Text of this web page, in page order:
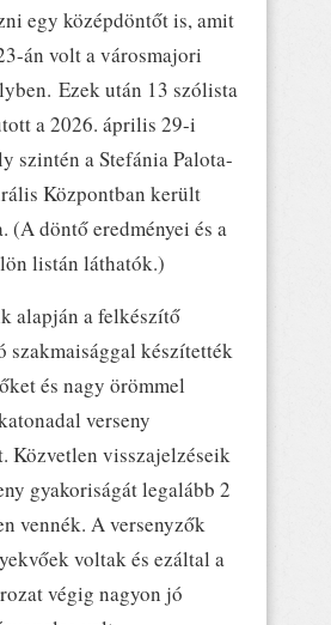
egy középdöntőt is, amit
án volt a városmajori
Ezek után 13 szólista
a 2026. április 29-i
szintén a Stefánia Palota-
Központban került
(A döntő eredményei és a
listán láthatók.)
alapján a felkészítő
szakmaisággal készítették
és nagy örömmel
verseny
Közvetlen visszajelzéseik
gyakoriságát legalább 2
vennék. A versenyzők
voltak és ezáltal a
végig nagyon jó